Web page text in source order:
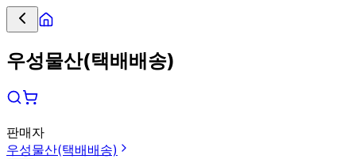
우성물산(택배배송)
판매자
우성물산(택배배송)